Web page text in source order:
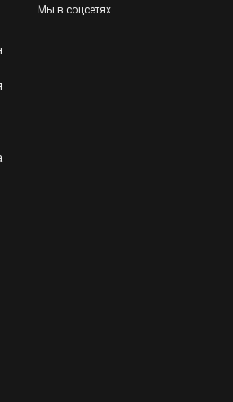
влага испаряется и оседает в
в которую она
преимуществ по сравнению со
В сушильных шкафах вещи
необходимый режим и
установить в любом устройстве
Мы в соцсетях